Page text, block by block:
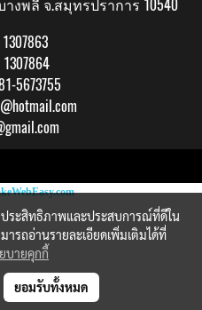
งพลี จ.สมุทรปราการ 10540
1307864
5673755
ประสิทธิภาพและประสบการณ์ที่ดีใน
ารถอ่านรายละเอียดเพิ่มเติมได้ที่
บายคุกกี้
ยอมรับทั้งหมด